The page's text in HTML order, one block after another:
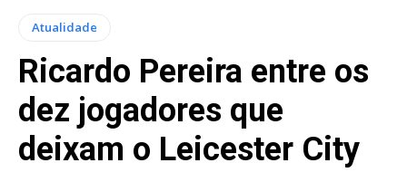
Atualidade
Ricardo Pereira entre os
dez jogadores que
deixam o Leicester City